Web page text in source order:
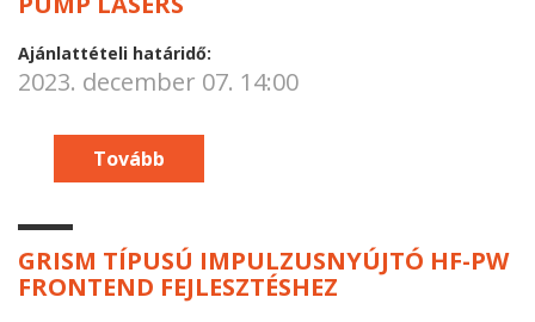
Ajánlattételi határidő:
2023. december 07. 14:00
Tovább
GRISM TÍPUSÚ IMPULZUSNYÚJTÓ HF-PW
FRONTEND FEJLESZTÉSHEZ